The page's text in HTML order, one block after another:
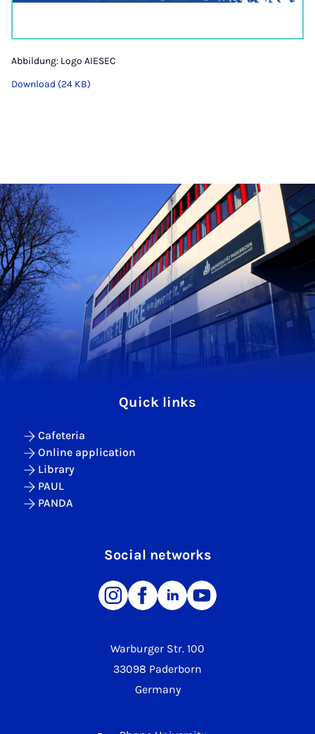
Abbildung: Logo AIESEC
Download (24 KB)
Warburger Str. 100
33098 Paderborn
Germany
Quick links
Cafeteria
Online application
Library
PAUL
PANDA
Social networks